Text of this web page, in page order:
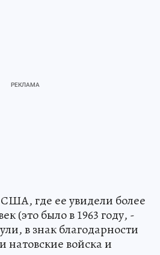
где ее увидели более
(это было в 1963 году, -
в знак благодарности
натовские войска и